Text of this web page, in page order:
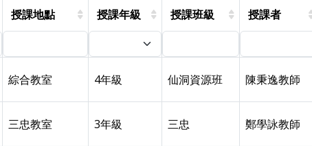
授課地點 授課年級 授課班級 授課者
綜合教室 4年級 仙洞資源班 陳秉逸教師
三忠教室 3年級 三忠 鄭學詠教師